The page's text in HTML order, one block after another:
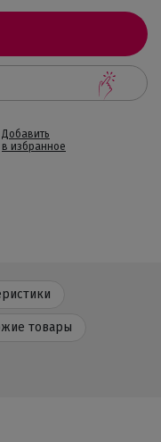
Добавить
в избранное
товары